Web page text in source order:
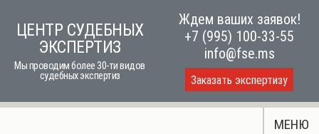
ЦЕНТР СУДЕБНЫХ
ЭКСПЕРТИЗ
Мы проводим более 30-ти видов
судебных экспертиз
Ждем ваших заявок!
+7 (995) 100-33-55
info@fse.ms
Заказать экспертизу
МЕНЮ